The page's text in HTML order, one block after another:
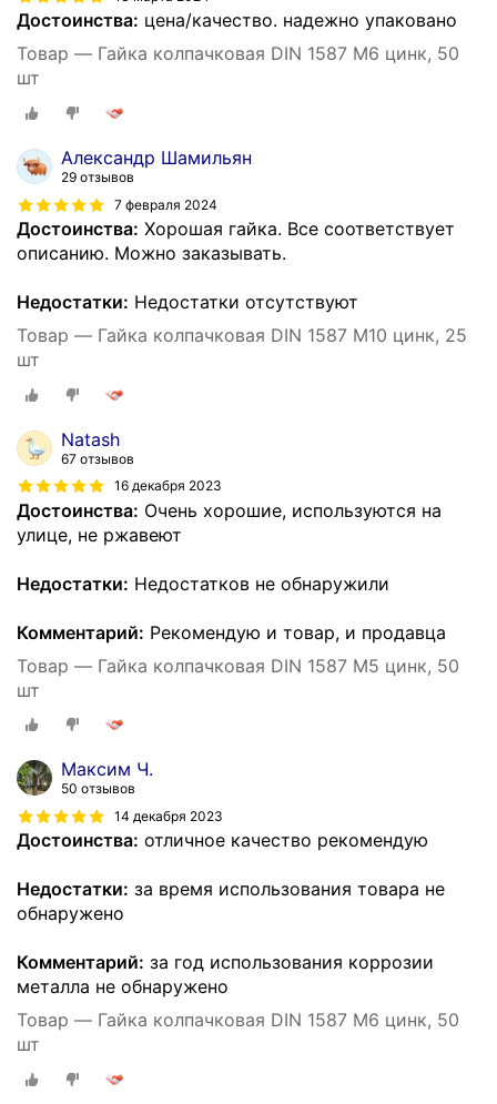
Достоинства: цена/качество. надежно упаковано
Товар — Гайка колпачковая DIN 1587 М6 цинк, 50
шт
Александр Шамильян
29 отзывов
7 февраля 2024
Достоинства: Хорошая гайка. Все соответствует
описанию. Можно заказывать.
Недостатки: Недостатки отсутствуют
Товар — Гайка колпачковая DIN 1587 М10 цинк, 25
шт
Natash
67 отзывов
16 декабря 2023
Достоинства: Очень хорошие, используются на
улице, не ржавеют
Недостатки: Недостатков не обнаружили
Комментарий: Рекомендую и товар, и продавца
Товар — Гайка колпачковая DIN 1587 М5 цинк, 50
шт
Максим Ч.
50 отзывов
14 декабря 2023
Достоинства: отличное качество рекомендую
Недостатки: за время использования товара не
обнаружено
Комментарий: за год использования коррозии
металла не обнаружено
Товар — Гайка колпачковая DIN 1587 М6 цинк, 50
шт